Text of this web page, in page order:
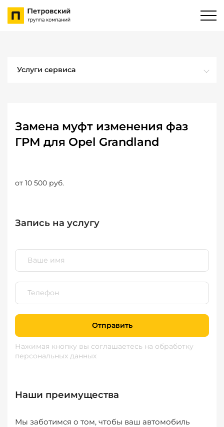
Услуги сервиса
Замена муфт изменения фаз
ГРМ для Opel Grandland
от 10 500 руб.
Запись на услугу
Отправить
Нажимая кнопку вы соглашаетесь на обработку
персональных данных
Наши преимущества
Мы заботимся о том, чтобы ваш автомобиль